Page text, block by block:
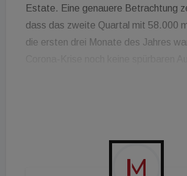
Estate. Eine genauere Betrachtung
dass das zweite Quartal mit 58.000
die ersten drei Monate des Jahres
Stadium befunden haben. Die
Neugesuche verringerten sich ab